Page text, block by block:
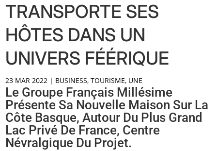
TRANSPORTE SES
HÔTES DANS UN
UNIVERS FÉÉRIQUE
23 MAR 2022 | BUSINESS,TOURISME, UNE
Le Groupe Français Millésime
Présente Sa Nouvelle Maison Sur La
Côte Basque, Autour Du Plus Grand
Lac Privé De France, Centre
Névralgique Du Projet.